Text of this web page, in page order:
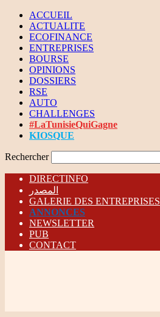
ACCUEIL
ACTUALITE
ECOFINANCE
ENTREPRISES
BOURSE
OPINIONS
DOSSIERS
RSE
AUTO
CHALLENGES
#LaTunisieQuiGagne
KIOSQUE
Rechercher
DIRECTINFO
المصدر
GALERIE DES ENTREPRISES
ANNONCES
NEWSLETTER
PUB
CONTACT